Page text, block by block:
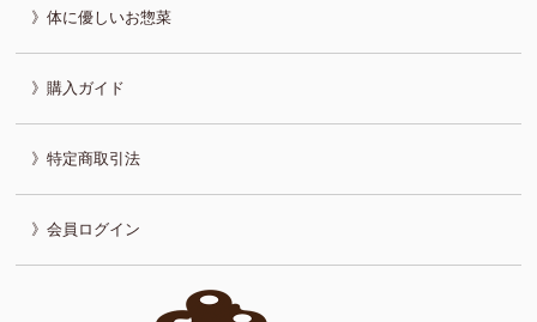
体に優しいお惣菜
購入ガイド
特定商取引法
会員ログイン